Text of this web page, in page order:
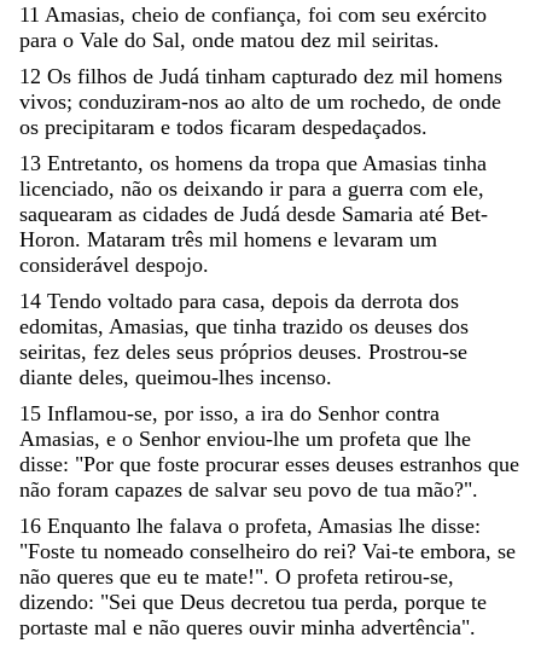
11 Amasias, cheio de confiança, foi com seu exército
para o Vale do Sal, onde matou dez mil seiritas.
12 Os filhos de Judá tinham capturado dez mil homens
vivos; conduziram-nos ao alto de um rochedo, de onde
os precipitaram e todos ficaram despedaçados.
13 Entretanto, os homens da tropa que Amasias tinha
licenciado, não os deixando ir para a guerra com ele,
saquearam as cidades de Judá desde Samaria até Bet-
Horon. Mataram três mil homens e levaram um
considerável despojo.
14 Tendo voltado para casa, depois da derrota dos
edomitas, Amasias, que tinha trazido os deuses dos
seiritas, fez deles seus próprios deuses. Prostrou-se
diante deles, queimou-lhes incenso.
15 Inflamou-se, por isso, a ira do Senhor contra
Amasias, e o Senhor enviou-lhe um profeta que lhe
disse: "Por que foste procurar esses deuses estranhos que
não foram capazes de salvar seu povo de tua mão?".
16 Enquanto lhe falava o profeta, Amasias lhe disse:
"Foste tu nomeado conselheiro do rei? Vai-te embora, se
não queres que eu te mate!". O profeta retirou-se,
dizendo: "Sei que Deus decretou tua perda, porque te
portaste mal e não queres ouvir minha advertência".